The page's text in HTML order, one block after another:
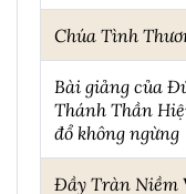
Chúa Tình
Bài giảng của
Thánh Thần
đổ không ngừng
Đầy Tràn Niềm